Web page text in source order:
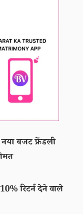
बजट फ्रेंडली
रिटर्न देने वाले